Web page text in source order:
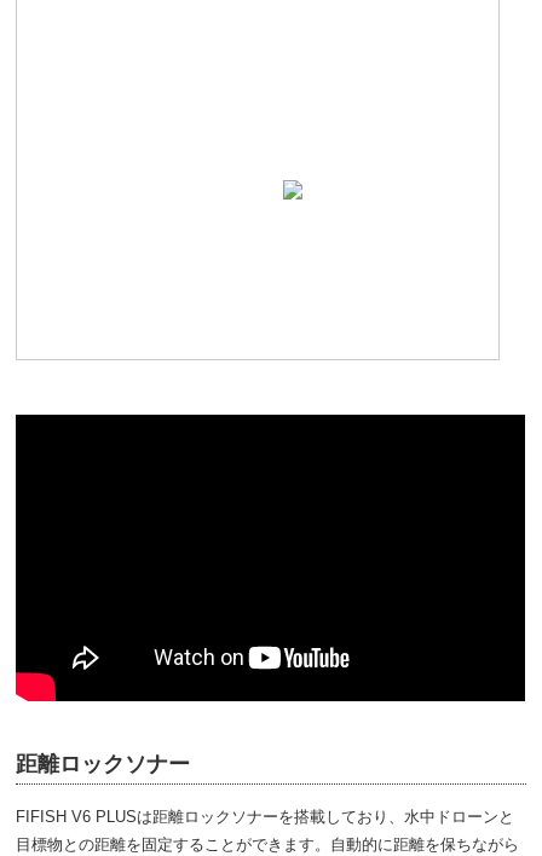
距離ロックソナー
FIFISH V6 PLUSは距離ロックソナーを搭載しており、水中ドローンと
目標物との距離を固定することができます。自動的に距離を保ちながら